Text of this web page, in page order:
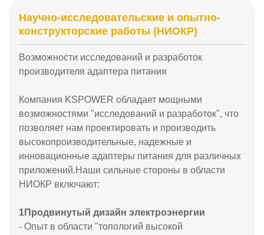
Научно-исследовательские и опытно-
конструкторские работы (НИОКР)
Возможности исследований и разработок
производителя адаптера питания
Компания KSPOWER обладает мощными
возможностями "исследований и разработок", что
позволяет нам проектировать и производить
высокопроизводительные, надежные и
инновационные адаптеры питания для различных
приложений.Наши сильные стороны в области
НИОКР включают:
1Продвинутый дизайн электроэнергии
- Опыт в области "топологий высокой